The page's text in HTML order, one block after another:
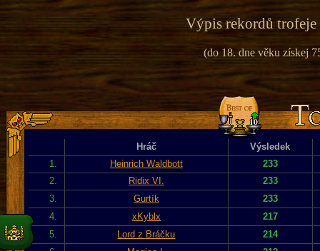
Výpis rekordů
(do 18. dne věku získej
Hráč
Výsledek
1.
Heinrich Waldbott
233
2.
Ridix VI.
233
3.
Gurtík
233
4.
xKyblx
217
5.
Lord z Bráčku
214